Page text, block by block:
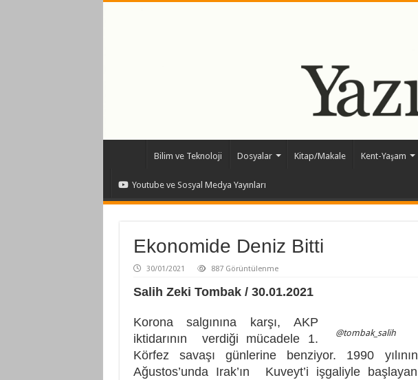
Bilim ve Teknoloji Dosyalar Kitap/Makale Kent-Yaşam
Youtube ve Sosyal Medya Yayınları
Ekonomide Deniz Bitti
30/01/2021 887 Görüntülenme
Salih Zeki Tombak / 30.01.2021
@tombak_salih
Korona salgınına karşı, AKP
iktidarının verdiği mücadele 1.
Körfez savaşı günlerine benziyor. 1990 yılının
Ağustos’unda Irak’ın Kuveyt’i işgaliyle başlayan